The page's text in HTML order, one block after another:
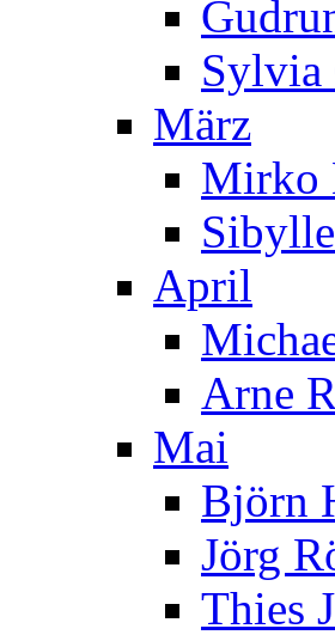
Sylvia
März
Mirko
April
Arne
Mai
Björn
Jörg
Thies